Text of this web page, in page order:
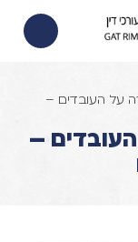
על העובדים –
–